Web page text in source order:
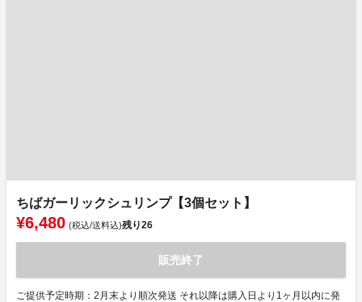
ちばガーリックシュリンプ【3個セット】
¥6,480 (税込/送料込)残り26
販売終了
ご提供予定時期：2月末より順次発送 それ以降は購入日より1ヶ月以内に発